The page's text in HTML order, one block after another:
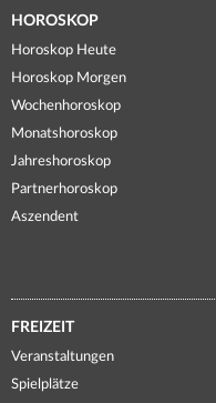
HOROSKOP
Horoskop Heute
Horoskop Morgen
Wochenhoroskop
Monatshoroskop
Jahreshoroskop
Partnerhoroskop
Aszendent
FREIZEIT
Veranstaltungen
Spielplätze